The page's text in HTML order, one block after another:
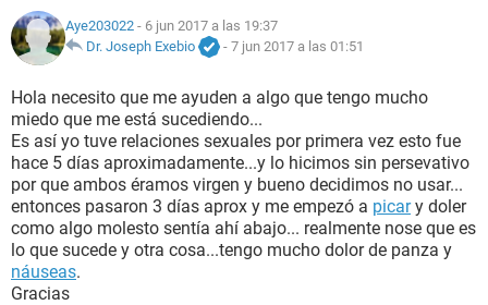
NUTRICIÓN
SEXUALIDAD
GLOSARIO
Aye203022 - 6 jun 2017 a las 19:37
Dr. Joseph Exebio
- 7 jun 2017 a las 01:51
Hola necesito que me ayuden a algo que tengo mucho
miedo que me está sucediendo...
Es así yo tuve relaciones sexuales por primera vez esto fue
hace 5 días aproximadamente...y lo hicimos sin persevativo
por que ambos éramos virgen y bueno decidimos no usar...
entonces pasaron 3 días aprox y me empezó a picary doler
como algo molesto sentía ahí abajo... realmente nose que es
lo que sucede y otra cosa...tengo mucho dolor de panza y
náuseas.
Gracias